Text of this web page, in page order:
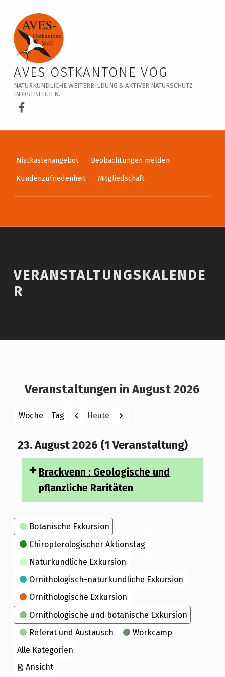
Veranstaltungskalender – AVES Ostkantone VoG
AVES OSTKANTONE VOG
NATURKUNDLICHE WEITERBILDUNG & AKTIVER NATURSCHUTZ
IN OSTBELGIEN.
AVES Ostkantone bei Facebook
Nistkastenangebot
Beobachtungen melden
Kundenzufriedenheit
Mitgliedschaft
VERANSTALTUNGSKALENDE
R
Veranstaltungen in August 2026
Woche Tag
Monat
Jahr
Zurück
Heute Weiter
23. August 2026 (1 Veranstaltung)
Brackvenn : Geologische und
pflanzliche Raritäten
Kategorien
Botanische Exkursion
Chiropterologischer Aktionstag
Naturkundliche Exkursion
Ornithologisch-naturkundliche Exkursion
Ornithologische Exkursion
Ornithologische und botanische Exkursion
Referat und Austausch
Workcamp
Alle Kategorien
Ansichtausdrucken